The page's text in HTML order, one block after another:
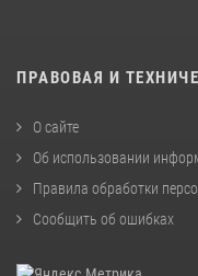
ПРАВОВАЯ И
О сайте
Об использовании
Правила обработки
Сообщить об ошибках